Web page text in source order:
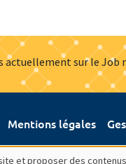
actuellement sur le Job
Mentions légales
et proposer des